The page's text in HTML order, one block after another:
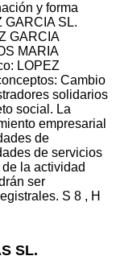
y forma
GARCIA SL.
GARCIA
MARIA
LOPEZ
Cambio
solidarios
social. La
empresarial
de
de servicios
la actividad
ser
S 8 , H
SL.